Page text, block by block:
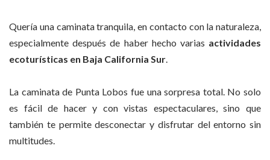
Quería una caminata tranquila, en contacto con la naturaleza,
especialmente después de haber hecho varias actividades
ecoturísticas en Baja California Sur.
La caminata de Punta Lobos fue una sorpresa total. No solo
es fácil de hacer y con vistas espectaculares, sino que
también te permite desconectar y disfrutar del entorno sin
multitudes.